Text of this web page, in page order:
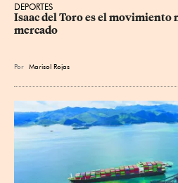
DEPORTES
Isaac del Toro es el movimiento
mercado
Por Marisol Rojas